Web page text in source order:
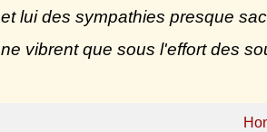
et lui des sympathies presque
ne vibrent que sous l'effort des